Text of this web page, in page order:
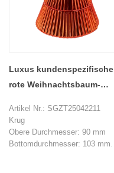
Gewicht: 200 g
MOQ: 1000 Stücke
Luxus kundenspezifische
rote Weihnachtsbaum-
Artikel Nr.: SGZT25042211
Krug
Obere Durchmesser: 90 mm
Bottomdurchmesser: 103 mm